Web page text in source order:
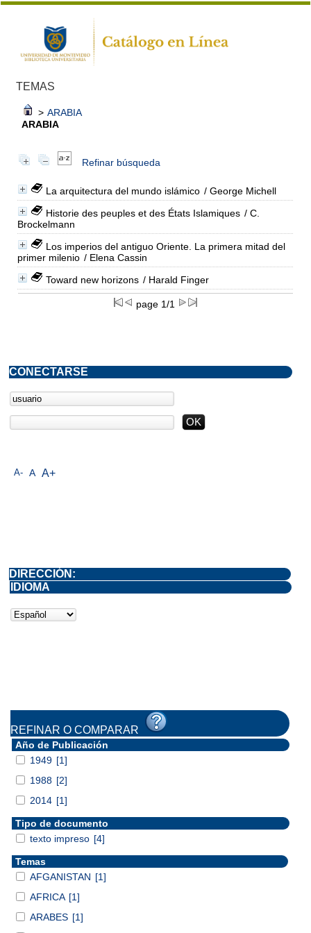
TEMAS
> ARABIA
ARABIA
Refinar búsqueda
La arquitectura del mundo islámico / George Michell
Historie des peuples et des États Islamiques / C.
Brockelmann
Los imperios del antiguo Oriente. La primera mitad del
primer milenio / Elena Cassin
Toward new horizons / Harald Finger
page 1/1
A- A A+
CONECTARSE
DIRECCIÓN:
IDIOMA
REFINAR O COMPARAR
Año de Publicación
1949 [1]
1988 [2]
2014 [1]
Tipo de documento
texto impreso [4]
Temas
AFGANISTAN [1]
AFRICA [1]
ARABES [1]